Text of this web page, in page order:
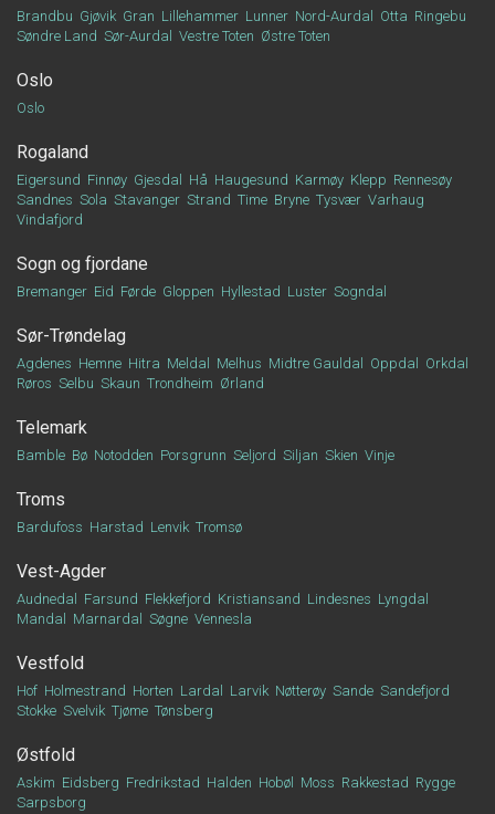
Brandbu Gjøvik Gran Lillehammer Lunner Nord-Aurdal Otta Ringebu
Søndre Land Sør-Aurdal Vestre Toten Østre Toten
Oslo
Oslo
Rogaland
Eigersund Finnøy Gjesdal Hå Haugesund Karmøy Klepp Rennesøy
Sandnes Sola Stavanger Strand Time Bryne Tysvær Varhaug
Vindafjord
Sogn og fjordane
Bremanger Eid Førde Gloppen Hyllestad Luster Sogndal
Sør-Trøndelag
Agdenes Hemne Hitra Meldal Melhus Midtre Gauldal Oppdal
Orkdal
Røros Selbu Skaun Trondheim Ørland
Telemark
Bamble Bø Notodden Porsgrunn Seljord Siljan Skien Vinje
Troms
Bardufoss Harstad Lenvik Tromsø
Vest-Agder
Audnedal Farsund Flekkefjord Kristiansand Lindesnes Lyngdal
Mandal
Marnardal Søgne Vennesla
Vestfold
Hof Holmestrand Horten Lardal Larvik Nøtterøy Sande Sandefjord
Stokke Svelvik Tjøme Tønsberg
Østfold
Askim Eidsberg Fredrikstad Halden Hobøl Moss Rakkestad Rygge
Sarpsborg